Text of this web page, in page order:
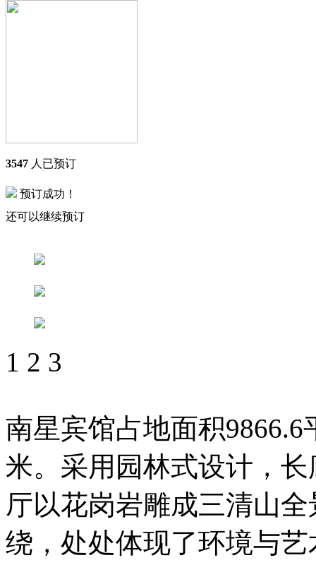
3547 人已预订
预订成功！
还可以继续预订
1 2 3
南星宾馆占地面积
米。采用园林式设计，
厅以花岗岩雕成三清山
绕，处处体现了环境与